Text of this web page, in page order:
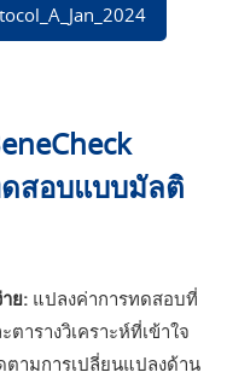
สอบแบบมัลติ
ย: แปลงค่าการทดสอบที่
ารางวิเคราะห์ที่เข้าใจ
ามการเปลี่ยนแปลงด้าน